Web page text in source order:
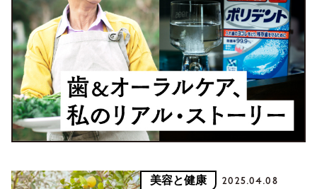
美容と健康 2025.04.08